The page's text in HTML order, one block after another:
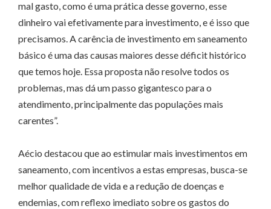
mal gasto, como é uma prática desse governo, esse
dinheiro vai efetivamente para investimento, e é isso que
precisamos. A carência de investimento em saneamento
básico é uma das causas maiores desse déficit histórico
que temos hoje. Essa proposta não resolve todos os
problemas, mas dá um passo gigantesco para o
atendimento, principalmente das populações mais
carentes”.
Aécio destacou que ao estimular mais investimentos em
saneamento, com incentivos a estas empresas, busca-se
melhor qualidade de vida e a redução de doenças e
endemias, com reflexo imediato sobre os gastos do